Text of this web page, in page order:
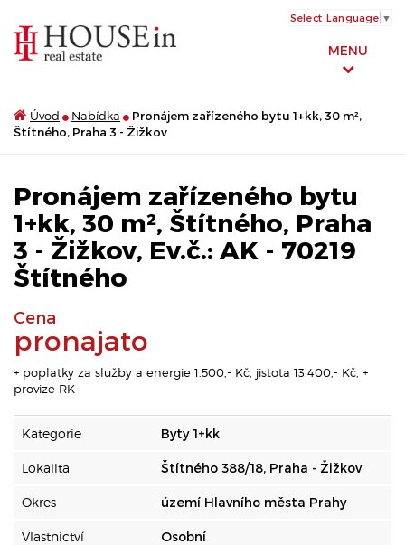
MENU
Select Language ▼
Úvod Nabídka
Pronájem zařízeného bytu 1+kk, 30 m²,
Štítného, Praha 3 - Žižkov
Pronájem zařízeného bytu
1+kk, 30 m², Štítného, Praha
3 - Žižkov, Ev.č.: AK - 70219
Štítného
Cena
pronajato
+ poplatky za služby a energie 1.500,- Kč, jistota 13.400,- Kč, +
provize RK
Kategorie Byty 1+kk
Lokalita Štítného 388/18, Praha - Žižkov
Okres území Hlavního města Prahy
Vlastnictví Osobní